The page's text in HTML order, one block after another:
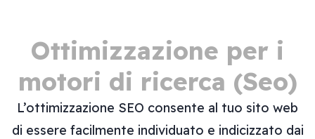
Ottimizzazione per i
motori di ricerca (Seo)
L’ottimizzazione SEO consente al tuo sito web
di essere facilmente individuato e indicizzato dai